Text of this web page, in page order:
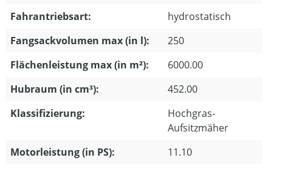
Fahrantriebsart:
hydrostatisch
Fangsackvolumen max (in l):
250
Flächenleistung max (in m²):
6000.00
Hubraum (in cm³):
452.00
Klassifizierung:
Hochgras-
Aufsitzmäher
Motorleistung (in PS):
11.10